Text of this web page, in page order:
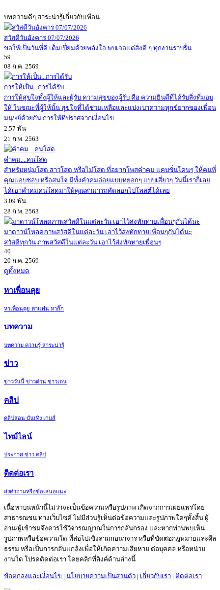
บทความดีๆ สาระน่ารู้เกี่ยวกับเพื่อน
สวัสดีวันอังคาร 07/07/2026
ขอให้เป็นวันที่ดี เต็มเปี่ยมด้วยพลังใจ พบเจอแต่สิ่งดี ๆ ทุกงานราบรื่น
59
08 ก.ค. 2569
การให้เป็น...การได้รับ
การให้สุขใจทั้งผู้ให้และผู้รับ ความสุขของผู้รับ คือ ความยินดีที่ได้รับสิ่งที่มอบ
ให้ ในขณะที่ผู้ให้นั้น สุขใจที่ได้ช่วยเหลือและแบ่งเบาความทุกข์ยากของเพื่อน
มนุษย์ด้วยกัน การให้ที่ปราศจากเงื่อนไข
2.57 พัน
21 ก.พ. 2563
คำคม....คนโสด
สำหรับหนุ่มโสด สาวโสด หรือไม่โสด ที่อยากโพสคำคม แคบชั่นโดนๆ ให้คนที่
คุณแอบชอบ หรือสนใจ มีทั้งคำคมอ่อยแบบหยอกๆ แบบเสี่ยวๆ วันนี้เราก็เลย
ได้เอาคำคมคนโสดมาให้คุณสามารถคัดลอกไปโพสต์ได้เลย
3.09 พัน
28 ก.พ. 2563
มาดาวน์โหลดภาพสวัสดีในแต่ละวัน เอาไว้ส่งทักทายเพื่อนๆกันได้นะ
สวัสดีทุกวัน ภาพสวัสดีในแต่ละวัน เอาไว้ส่งทักทายเพื่อนๆ
40
20 ก.ค. 2569
ดูทั้งหมด
หาเพื่อนคุย
หาเพื่อนคุย หาแฟน หากิ๊ก
บทความ
บทความ ความรู้ สาระน่ารู้
ข่าว
ข่าววันนี้ ข่าวด่วน ข่าวเด่น
คลิป
คลิปสอน บันเทิง เกมส์
ไทม์ไลน์
ประกาศ ข่าว คลิป
ติดต่อเรา
ส่งคำถามหรือข้อเสนอแนะ
เนื้อหาบนหน้านี้ไม่ว่าจะเป็นข้อความหรือรูปภาพ เกิดจากการเผยแพร่โดย
สาธารณชน ทางเว็บไซต์ ไม่มีส่วนรู้เห็นต่อข้อความและรูปภาพใดๆทั้งสิ้น ผู้
อ่าน/ผู้เข้าชมจึงควรใช้วิจารณญาณในการกลั่นกรอง และหากท่านพบเห็น
รูปภาพหรือข้อความใด ที่ส่อไปเชิงลามกอนาจาร หรือที่ขัดต่อกฎหมายและศีล
ธรรม หรือเป็นการกลั่นแกล้งเพื่อให้เกิดความเสียหาย ต่อบุคคล หรือหน่วย
งานใด โปรดติดต่อเรา โดยคลิกที่ลิงค์ด้านล่างนี้
ข้อตกลงและเงื่อนไข | นโยบายความเป็นส่วนตัว | เกี่ยวกับเรา | ติดต่อเรา